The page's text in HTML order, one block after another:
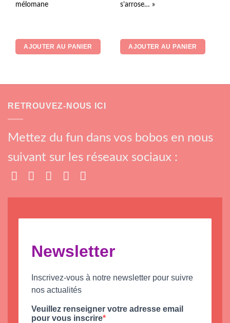
mélomane
AJOUTER AU PANIER
s’arrose… »
AJOUTER AU PANIER
RETROUVEZ-NOUS ICI
Mettez du fun dans vos bobos en nous
suivant sur les réseaux sociaux :